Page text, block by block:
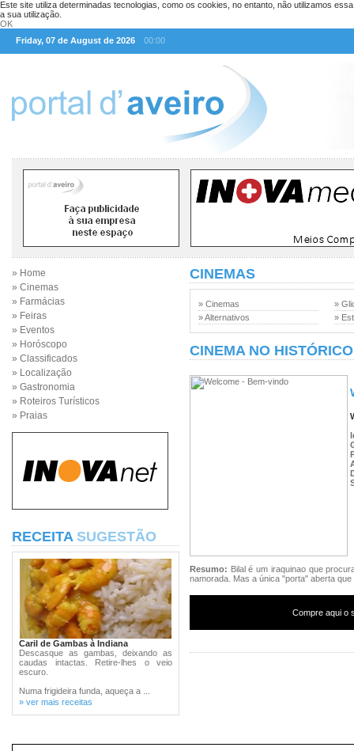
Este site utiliza determinadas tecnologias, como os cookies, no entanto, não utilizamos
a sua utilização.
OK
Friday, 07 de August de 2026
00:00
» Home
» Cinemas
» Farmácias
» Feiras
» Eventos
» Horóscopo
» Classificados
» Localização
» Gastronomia
» Roteiros Turísticos
» Praias
RECEITA SUGESTÃO
Caril de Gambas à Indiana
Descasque as gambas, deixando as
caudas intactas. Retire-lhes o veio
escuro.
Numa frigideira funda, aqueça a ...
» ver mais receitas
CINEMAS
» Cinemas
» Alternativos
»
»
CINEMA NO HISTÓRICO
Resumo: Bilal é um iraquinao que
namorada. Mas a única "porta" aberta
Compre aqui o